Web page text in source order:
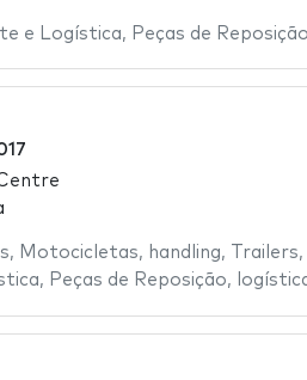
e Logística, Peças de Reposição
, Motocicletas, handling, Trailers,
, Peças de Reposição,